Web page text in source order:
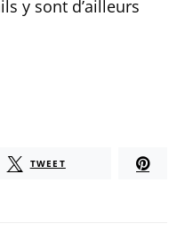
y sont d’ailleurs
TWEET